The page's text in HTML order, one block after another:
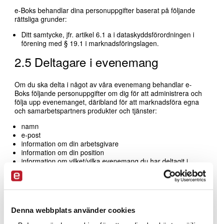
Denna webbplats använder cookies
e-Boks behandlar dina personuppgifter baserat på följande
rättsliga grunder:
Ditt samtycke, jfr. artikel 6.1 a i dataskyddsförordningen i
förening med § 19.1 i marknadsföringslagen.
2.5 Deltagare i evenemang
Om du ska delta i något av våra evenemang behandlar e-
Boks följande personuppgifter om dig för att administrera och
följa upp evenemanget, däribland för att marknadsföra egna
och samarbetspartners produkter och tjänster:
namn
e-post
information om din arbetsgivare
information om din position
information om vilket/vilka evenemang du har deltagit i.
e-Boks behandlar dina personuppgifter baserat på följande
förening med § 19.1 i marknadsföringslagen.